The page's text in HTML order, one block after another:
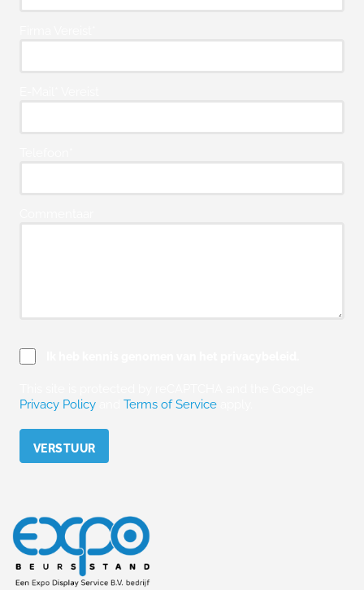
Privacy Policy
Terms of Service